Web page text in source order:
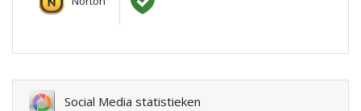
Social Media statistieken